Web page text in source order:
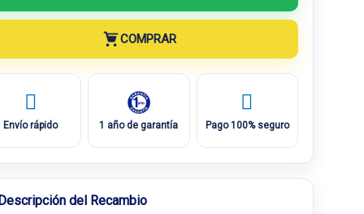
COMPRAR
Envío rápido 1 año de garantía Pago 100% seguro
del Recambio